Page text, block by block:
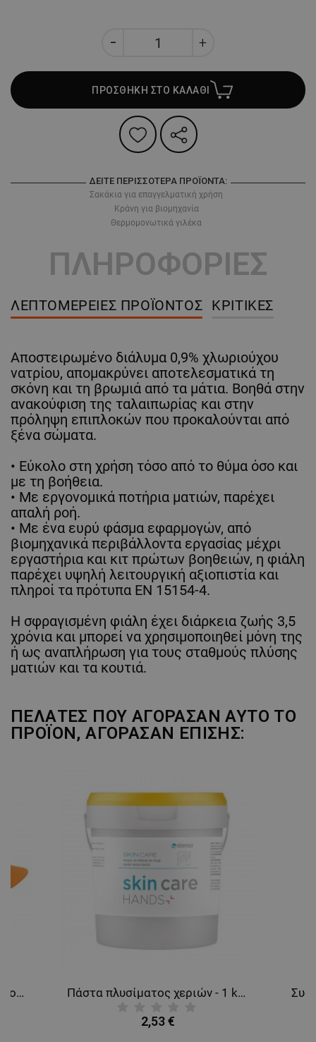
ΠΡΟΣΘΗΚΗ ΣΤΟ ΚΑΛΑΘΙ
ΔΕΊΤΕ ΠΕΡΙΣΣΌΤΕΡΑ ΠΡΟΪΌΝΤΑ:
Σακάκια για επαγγελματική χρήση
Κράνη για βιομηχανία
Θερμομονωτικά γιλέκα
ΠΛΗΡΟΦΟΡΙΕΣ
ΛΕΠΤΟΜΈΡΕΙΕΣ ΠΡΟΪΌΝΤΟΣ ΚΡΙΤΙΚΈΣ
Αποστειρωμένο διάλυμα 0,9% χλωριούχου
νατρίου, απομακρύνει αποτελεσματικά τη
σκόνη και τη βρωμιά από τα μάτια. Βοηθά στην
ανακούφιση της ταλαιπωρίας και στην
πρόληψη επιπλοκών που προκαλούνται από
ξένα σώματα.
• Εύκολο στη χρήση τόσο από το θύμα όσο και
με τη βοήθεια.
• Με εργονομικά ποτήρια ματιών, παρέχει
απαλή ροή.
• Με ένα ευρύ φάσμα εφαρμογών, από
βιομηχανικά περιβάλλοντα εργασίας μέχρι
εργαστήρια και κιτ πρώτων βοηθειών, η φιάλη
παρέχει υψηλή λειτουργική αξιοπιστία και
πληροί τα πρότυπα EN 15154-4.
Η σφραγισμένη φιάλη έχει διάρκεια ζωής 3,5
χρόνια και μπορεί να χρησιμοποιηθεί μόνη της
ή ως αναπλήρωση για τους σταθμούς πλύσης
ματιών και τα κουτιά.
ΠΕΛΆΤΕΣ ΠΟΥ ΑΓΌΡΑΣΑΝ ΑΥΤΌ ΤΟ
ΠΡΟΪΌΝ, ΑΓΌΡΑΣΑΝ ΕΠΊΣΗΣ:
Χειμωνιάτικο καπέλο υψηλής ορατότητας NORTH HV ORANGE Πάστα πλυσίματος χεριών - 1 kg SCIN CARE
2,53 €